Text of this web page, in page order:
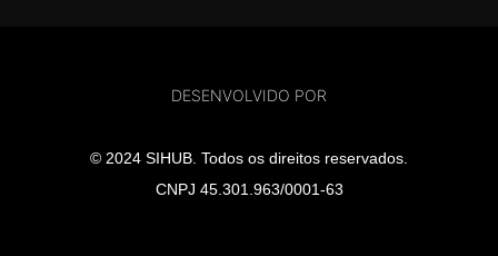
DESENVOLVIDO POR
© 2024 SIHUB. Todos os direitos reservados.
CNPJ 45.301.963/0001-63